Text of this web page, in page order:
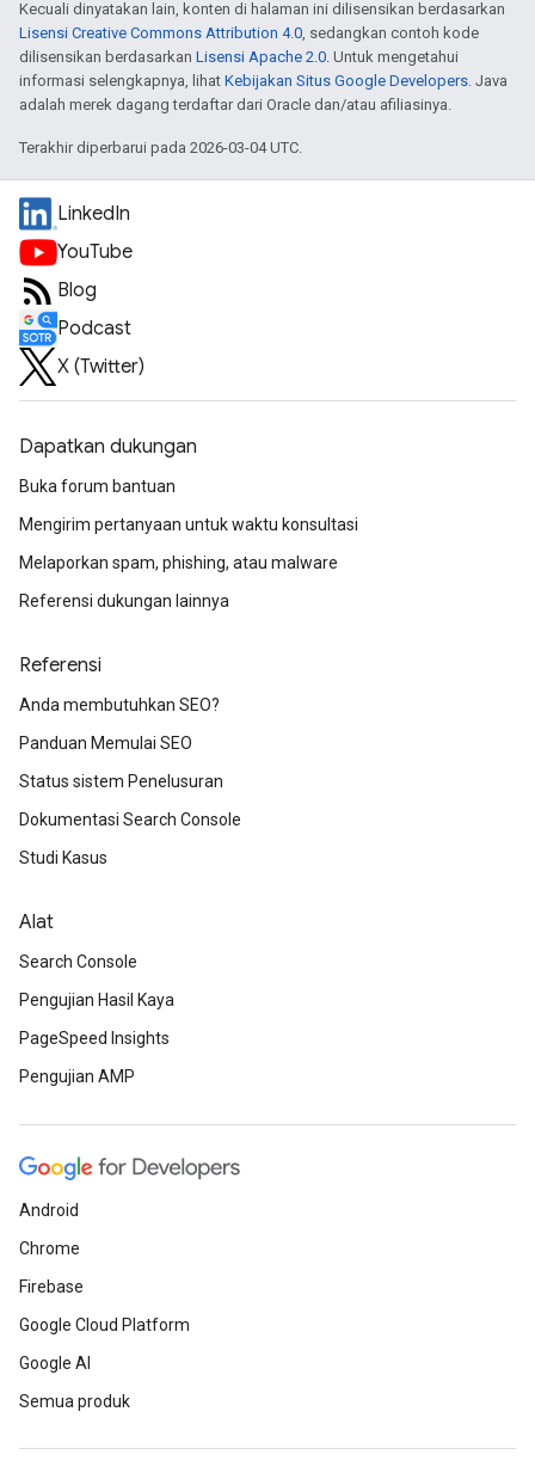
Kecuali dinyatakan lain, konten di halaman ini dilisensikan berdasarkan
Lisensi Creative Commons Attribution 4.0, sedangkan contoh kode
dilisensikan berdasarkan Lisensi Apache 2.0. Untuk mengetahui
informasi selengkapnya, lihat Kebijakan Situs Google Developers. Java
adalah merek dagang terdaftar dari Oracle dan/atau afiliasinya.
Terakhir diperbarui pada 2026-03-04 UTC.
LinkedIn
YouTube
Blog
Podcast
X (Twitter)
Dapatkan dukungan
Buka forum bantuan
Mengirim pertanyaan untuk waktu konsultasi
Melaporkan spam, phishing, atau malware
Referensi dukungan lainnya
Referensi
Anda membutuhkan SEO?
Panduan Memulai SEO
Status sistem Penelusuran
Dokumentasi Search Console
Studi Kasus
Alat
Search Console
Pengujian Hasil Kaya
PageSpeed Insights
Pengujian AMP
Android
Chrome
Firebase
Google Cloud Platform
Google AI
Semua produk